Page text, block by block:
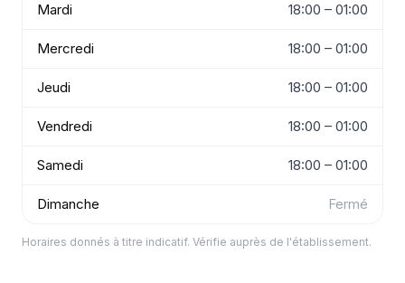
Mardi 18:00 – 01:00
Mercredi 18:00 – 01:00
Jeudi 18:00 – 01:00
Vendredi 18:00 – 01:00
Samedi 18:00 – 01:00
Dimanche Fermé
Horaires donnés à titre indicatif. Vérifie auprès de l'établissement.